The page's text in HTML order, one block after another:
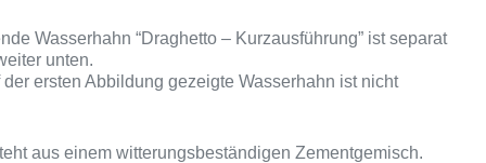
Wasserhahn “Draghetto – Kurzausführung” ist separat
unten.
der ersten Abbildung gezeigte Wasserhahn ist nicht
aus einem witterungsbeständigen Zementgemisch.